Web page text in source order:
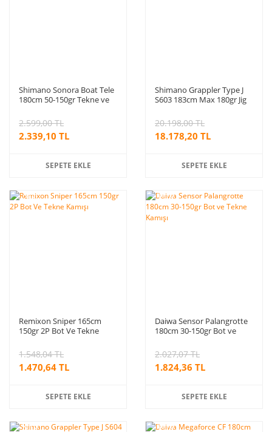
Shimano Sonora Boat Tele
180cm 50-150gr Tekne ve
2.339,10 TL
2.599,00 TL
SEPETE EKLE
Shimano Grappler Type J
S603 183cm Max 180gr Jig
18.178,20 TL
20.198,00 TL
SEPETE EKLE
%5
Remixon Sniper 165cm
150gr 2P Bot Ve Tekne
1.470,64 TL
1.548,04 TL
SEPETE EKLE
%10
Daiwa Sensor Palangrotte
180cm 30-150gr Bot ve
1.824,36 TL
2.027,07 TL
SEPETE EKLE
%10 %10